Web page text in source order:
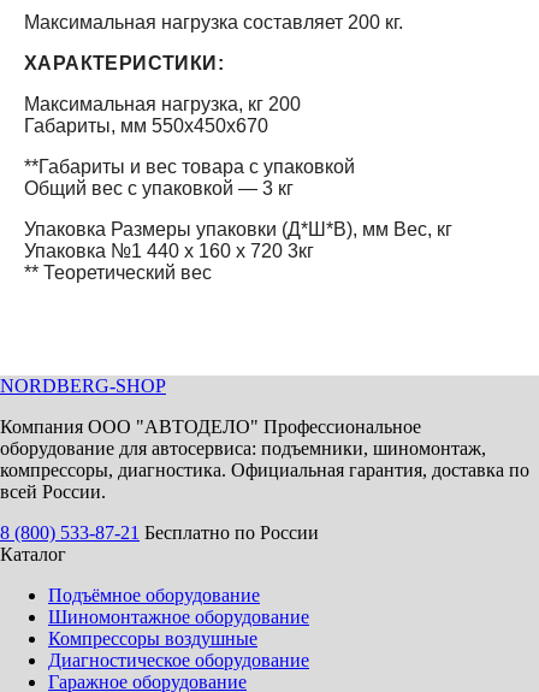
Максимальная нагрузка составляет 200 кг.
ХАРАКТЕРИСТИКИ:
Максимальная нагрузка, кг 200
Габариты, мм 550x450x670
**Габариты и вес товара с упаковкой
Общий вес с упаковкой — 3 кг
Упаковка Размеры упаковки (Д*Ш*В), мм Вес, кг
Упаковка №1 440 x 160 x 720 3кг
** Теоретический вес
NORDBERG-SHOP
Компания ООО "АВТОДЕЛО" Профессиональное
оборудование для автосервиса: подъемники, шиномонтаж,
компрессоры, диагностика. Официальная гарантия, доставка по
всей России.
8 (800) 533-87-21 Бесплатно по России
Каталог
Подъёмное оборудование
Шиномонтажное оборудование
Компрессоры воздушные
Диагностическое оборудование
Гаражное оборудование